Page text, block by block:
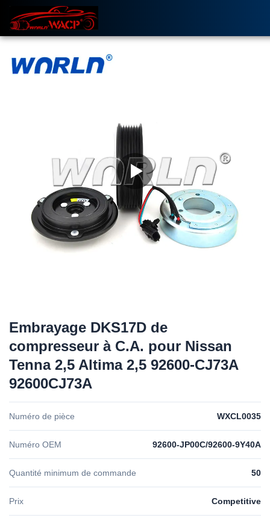
Embrayage DKS17D de
compresseur à C.A. pour Nissan
Tenna 2,5 Altima 2,5 92600-CJ73A
92600CJ73A
Numéro de pièce WXCL0035
Numéro OEM 92600-JP00C/92600-9Y40A
Quantité minimum de commande 50
Prix Competitive